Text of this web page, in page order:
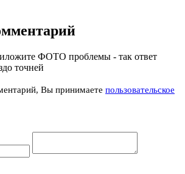
ФОТО проблемы - так ответ
точней
Вы принимаете пользовательское